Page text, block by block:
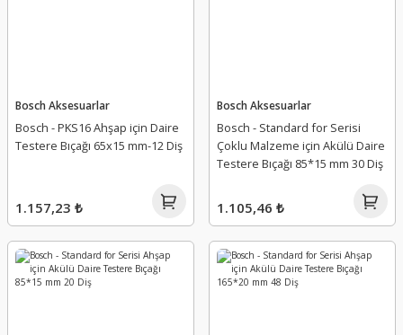
Bosch Aksesuarlar
Bosch - PKS16 Ahşap için Daire
Testere Bıçağı 65x15 mm-12 Diş
1.157,23 ₺
Bosch Aksesuarlar
Bosch - Standard for Serisi
Çoklu Malzeme için Akülü Daire
Testere Bıçağı 85*15 mm 30 Diş
1.105,46 ₺